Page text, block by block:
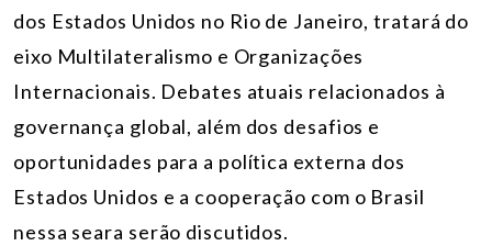
dos Estados Unidos no Rio de Janeiro, tratará do
eixo Multilateralismo e Organizações
Internacionais. Debates atuais relacionados à
governança global, além dos desafios e
oportunidades para a política externa dos
Estados Unidos e a cooperação com o Brasil
nessa seara serão discutidos.